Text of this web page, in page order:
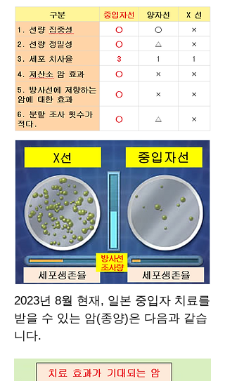
2023년 8월 현재, ​일본 중입자 치료를
받을 수 있는 암(종양)은 다음과 같습
니다.